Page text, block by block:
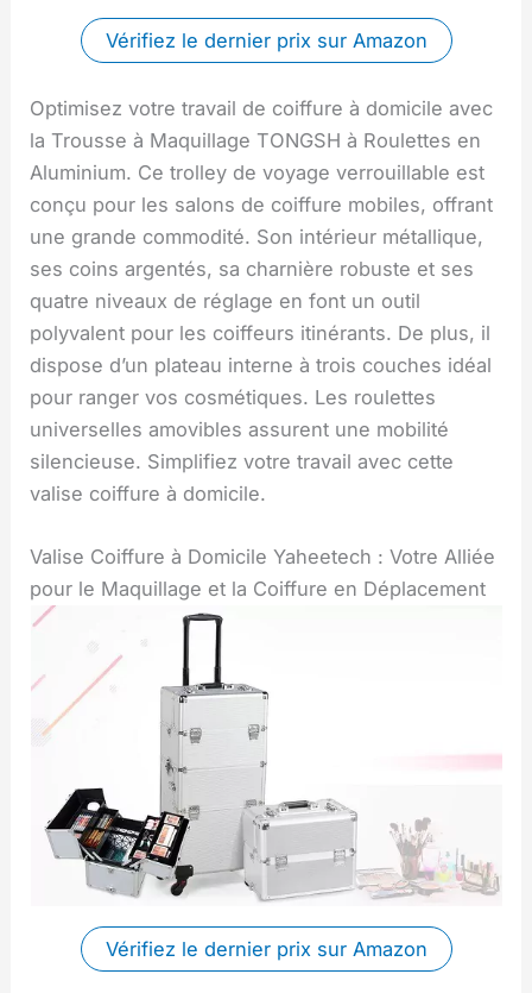
Vérifiez le dernier prix sur Amazon
Optimisez votre travail de coiffure à domicile avec
la Trousse à Maquillage TONGSH à Roulettes en
Aluminium. Ce trolley de voyage verrouillable est
conçu pour les salons de coiffure mobiles, offrant
une grande commodité. Son intérieur métallique,
ses coins argentés, sa charnière robuste et ses
quatre niveaux de réglage en font un outil
polyvalent pour les coiffeurs itinérants. De plus, il
dispose d’un plateau interne à trois couches idéal
pour ranger vos cosmétiques. Les roulettes
universelles amovibles assurent une mobilité
silencieuse. Simplifiez votre travail avec cette
valise coiffure à domicile.
Valise Coiffure à Domicile Yaheetech : Votre Alliée
pour le Maquillage et la Coiffure en Déplacement
Vérifiez le dernier prix sur Amazon